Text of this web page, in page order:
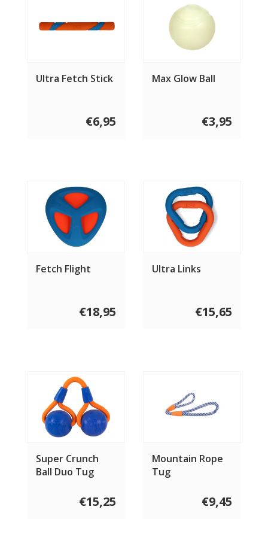
Ultra Fetch Stick
€6,95
Max Glow Ball
€3,95
Fetch Flight
€18,95
Ultra Links
€15,65
Super Crunch
Ball Duo Tug
€15,25
Mountain Rope
Tug
€9,45